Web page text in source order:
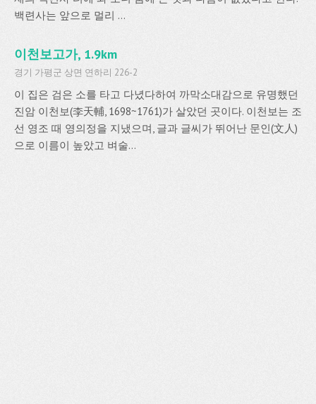
백련사는 앞으로 멀리 ...
이천보고가, 1.9km
경기 가평군 상면 연하리 226-2
이 집은 검은 소를 타고 다녔다하여 까막소대감으로 유명했던
진암 이천보(李天輔, 1698~1761)가 살았던 곳이다. 이천보는 조
선 영조 때 영의정을 지냈으며, 글과 글씨가 뛰어난 문인(文人)
으로 이름이 높았고 벼술...